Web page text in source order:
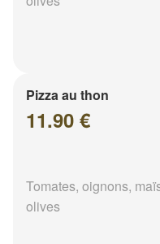
Pizza au thon
11.90 €
Tomates, oignons,
olives